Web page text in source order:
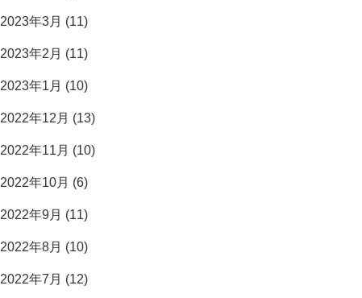
2023年3月 (11)
2023年2月 (11)
2023年1月 (10)
2022年12月 (13)
2022年11月 (10)
2022年10月 (6)
2022年9月 (11)
2022年8月 (10)
2022年7月 (12)